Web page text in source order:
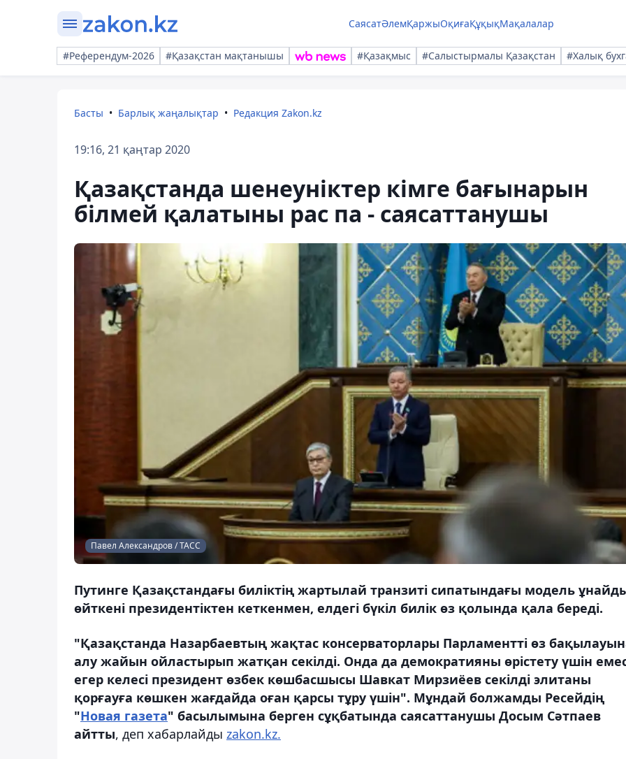
СаясатӘлемҚаржыОқиғаҚұқықМақалалар
#Референдум-2026 #Қазақстан мақтанышы #Қазақмыс #Салыстырмалы Қазақстан #Халық
Басты Барлық жаңалықтар Редакция Zakon.kz
19:16, 21 қаңтар 2020
Қазақстанда шенеуніктер кімге бағынарын
білмей қалатыны рас па - саясаттанушы
Павел Александров / ТАСС
Путинге Қазақстандағы биліктің жартылай транзиті сипатындағы модель
өйткені президентіктен кеткенмен, елдегі бүкіл билік өз қолында қала береді.
"Қазақстанда Назарбаевтың жақтас консерваторлары Парламентті өз
алу жайын ойластырып жатқан секілді. Онда да демократияны өрістету үшін
егер келесі президент өзбек көшбасшысы Шавкат Мирзиёев секілді элитаны
қорғауға көшкен жағдайда оған қарсы тұру үшін". Мұндай болжамды Ресейдің
"Новая газета" басылымына берген сұқбатында саясаттанушы Досым Сәтпаев
айтты, деп хабарлайды zakon.kz.